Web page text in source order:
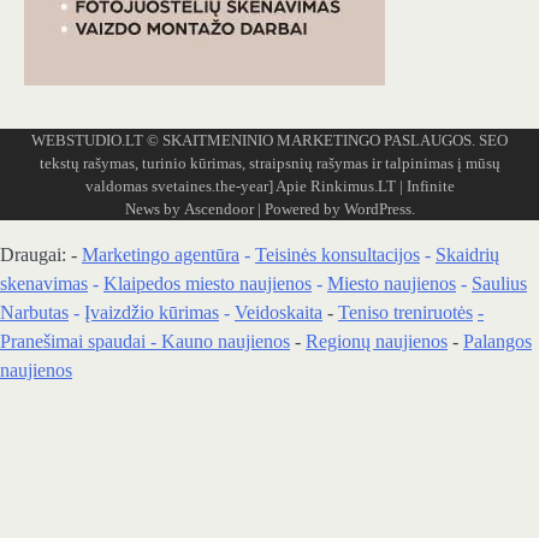
WEBSTUDIO.LT © SKAITMENINIO MARKETINGO PASLAUGOS. SEO
tekstų rašymas, turinio kūrimas, straipsnių rašymas ir talpinimas į mūsų
valdomas svetaines.the-year]Apie Rinkimus.LT| Infinite
News by Ascendoor| Powered by WordPress.
Draugai: - Marketingo agentūra - Teisinės konsultacijos - Skaidrių
skenavimas - Klaipedos miesto naujienos - Miesto naujienos - Saulius
Narbutas - Įvaizdžio kūrimas - Veidoskaita - Teniso treniruotės -
Pranešimai spaudai - Kauno naujienos - Regionų naujienos - Palangos
naujienos